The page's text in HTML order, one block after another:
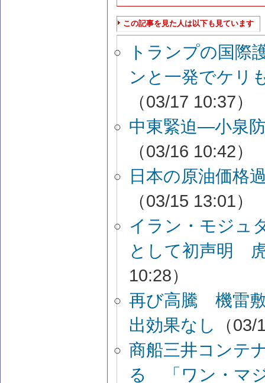
この記事を見た人は以下も見ています
トランプの国
ンと一発でケリ
（03/17 10:37）
中東緊迫―小泉
（03/16 10:42）
日本の原油価格
（03/15 13:01）
イラン・モジュ
として初声明
10:28）
再び高騰 機雷
出効果なし
（
商船三井コンテ
る 「ワン・マ